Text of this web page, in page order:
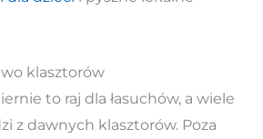
klasztorów
to raj dla łasuchów, a wiele
z dawnych klasztorów. Poza